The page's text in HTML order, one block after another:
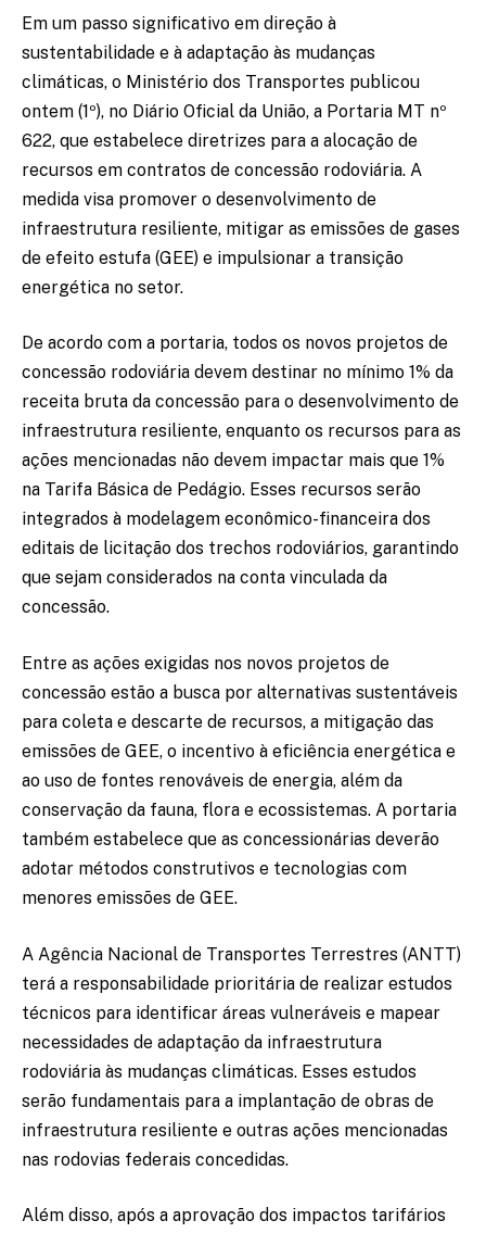
Em um passo significativo em direção à
sustentabilidade e à adaptação às mudanças
climáticas, o Ministério dos Transportes publicou
ontem (1º), no Diário Oficial da União, a Portaria MT nº
622, que estabelece diretrizes para a alocação de
recursos em contratos de concessão rodoviária. A
medida visa promover o desenvolvimento de
infraestrutura resiliente, mitigar as emissões de gases
de efeito estufa (GEE) e impulsionar a transição
energética no setor.
De acordo com a portaria, todos os novos projetos de
concessão rodoviária devem destinar no mínimo 1% da
receita bruta da concessão para o desenvolvimento de
infraestrutura resiliente, enquanto os recursos para as
ações mencionadas não devem impactar mais que 1%
na Tarifa Básica de Pedágio. Esses recursos serão
integrados à modelagem econômico-financeira dos
editais de licitação dos trechos rodoviários, garantindo
que sejam considerados na conta vinculada da
concessão.
Entre as ações exigidas nos novos projetos de
concessão estão a busca por alternativas sustentáveis
para coleta e descarte de recursos, a mitigação das
emissões de GEE, o incentivo à eficiência energética e
ao uso de fontes renováveis de energia, além da
conservação da fauna, flora e ecossistemas. A portaria
também estabelece que as concessionárias deverão
adotar métodos construtivos e tecnologias com
menores emissões de GEE.
A Agência Nacional de Transportes Terrestres (ANTT)
terá a responsabilidade prioritária de realizar estudos
técnicos para identificar áreas vulneráveis e mapear
necessidades de adaptação da infraestrutura
rodoviária às mudanças climáticas. Esses estudos
serão fundamentais para a implantação de obras de
infraestrutura resiliente e outras ações mencionadas
nas rodovias federais concedidas.
Além disso, após a aprovação dos impactos tarifários